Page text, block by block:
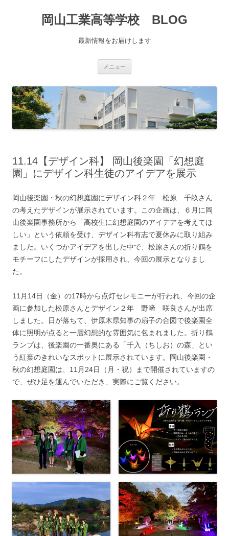
岡山工業高等学校 BLOG
最新情報をお届けします
メニュー
11.14【デザイン科】 岡山後楽園「幻想庭
園」にデザイン科生徒のアイデアを展示
岡山後楽園・秋の幻想庭園にデザイン科２年 松原 千畝さん
の考えたデザインが展示されています。この企画は、６月に岡
山後楽園事務所から「高校生に幻想庭園のアイデアを考えてほ
しい」という依頼を受け、デザイン科有志で夏休みに取り組み
ました。いくつかアイデアを出した中で、松原さんの折り鶴を
モチーフにしたデザインが採用され、今回の展示となりまし
た。
11月14日（金）の17時から点灯セレモニーが行われ、今回の企
画に参加した松原さんとデザイン２年 野﨑 咲良さんが出席
しました。日が落ちて、伊原木県知事の扇子の合図で後楽園全
体に照明が点ると一層幻想的な雰囲気に包まれました。折り鶴
ランプは、後楽園の一番奥にある「千入（ちしお）の森」とい
う紅葉のきれいなスポットに展示されています。岡山後楽園・
秋の幻想庭園は、11月24日（月・祝）まで開催されていますの
で、ぜひ足を運んでいただき、実際にご覧ください。